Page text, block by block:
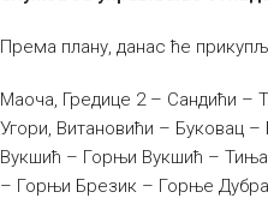
Према плану, данас ће
Маоча, Гредице 2 – Сандићи
Угори, Витановићи – Буковац
Вукшић – Горњи Вукшић –
– Горњи Брезик – Горње